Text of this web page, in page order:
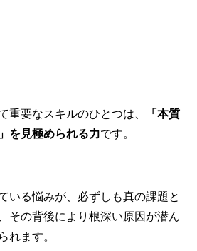
重要なスキルのひとつは、
「本質
を見極められる力です。
いる悩みが、必ずしも真の課題と
その背後により根深い原因が潜ん
れます。